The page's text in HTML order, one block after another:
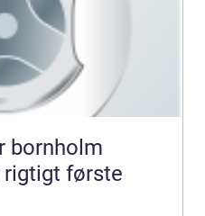
bornholm
første